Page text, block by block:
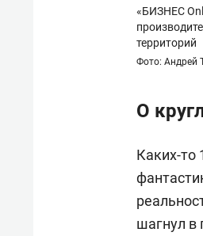
«БИЗНЕС
территорий
Фото: Андрей
О
Каких-то
шагнул в